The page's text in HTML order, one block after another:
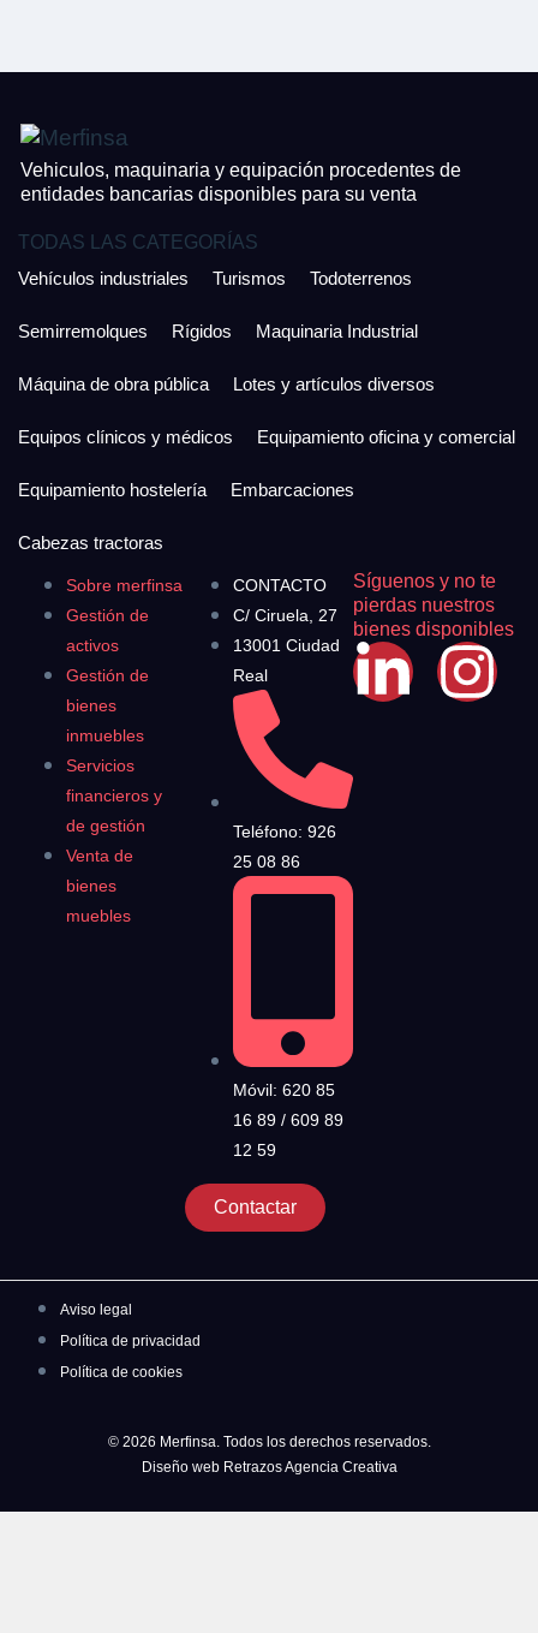
Vehiculos, maquinaria y equipación procedentes de
entidades bancarias disponibles para su venta
Sobre merfinsa
Gestión de
activos
Gestión de
bienes
inmuebles
Servicios
financieros y
de gestión
Venta de
bienes
muebles
CONTACTO
C/ Ciruela, 27
13001 Ciudad
Real
Teléfono: 926
25 08 86
Móvil: 620 85
16 89 / 609 89
12 59
Contactar
Síguenos y no te
pierdas nuestros
bienes disponibles
TODAS LAS CATEGORÍAS
Vehículos industriales
Turismos Todoterrenos
Semirremolques Rígidos Maquinaria Industrial
Máquina de obra pública Lotes y artículos diversos
Equipos clínicos y médicos Equipamiento oficina y comercial
Equipamiento hostelería Embarcaciones
Cabezas tractoras
Aviso legal
Política de privacidad
Política de cookies
© 2026 Merfinsa. Todos los derechos reservados.
Diseño web Retrazos Agencia Creativa
Acepto la
continuación confirma que estás de acuerdo con ambas.